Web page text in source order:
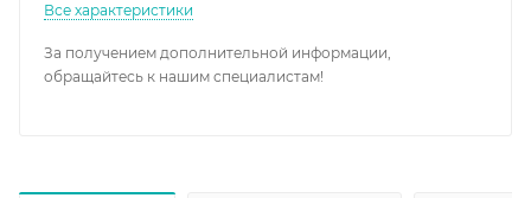
Все характеристики
За получением дополнительной информации,
обращайтесь к нашим специалистам!